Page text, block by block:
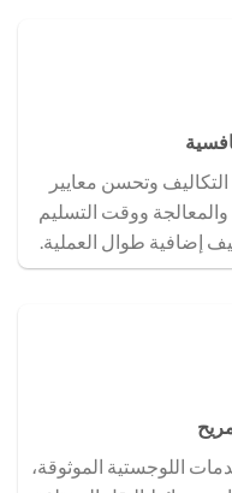
وتحسن معايير
والمعالجة ووقت التسليم
إضافية طوال العملية.
اللوجستية الموثوقة،